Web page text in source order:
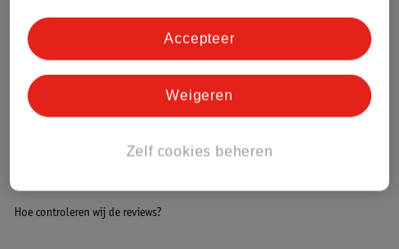
Bestel & Bezorginformatie
Hoe controleren wij de reviews?
Zelf cookies beheren
Weigeren
Accepteer